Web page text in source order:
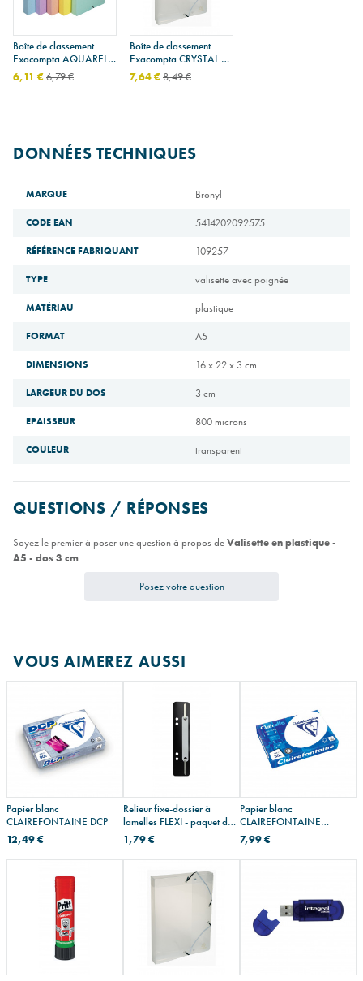
Boîte de classement
Exacompta AQUAREL
en carton - dos 4 cm -
A4
6,11 €6,79 €
Boîte de classement
Exacompta CRYSTAL en
plastique - dos 4 cm -
A4
7,64 €8,49 €
DONNÉES TECHNIQUES
MARQUE Bronyl
CODE EAN 5414202092575
RÉFÉRENCE FABRIQUANT 109257
TYPE valisette avec poignée
MATÉRIAU plastique
FORMAT A5
DIMENSIONS 16 x 22 x 3 cm
LARGEUR DU DOS 3 cm
EPAISSEUR 800 microns
COULEUR transparent
QUESTIONS / RÉPONSES
Soyez le premier à poser une question à propos deValisette en plastique -
A5 - dos 3 cm
Posez votre question
VOUS AIMEREZ AUSSI
Papier blanc
CLAIREFONTAINE DCP
12,49 €
Relieur fixe-dossier à
lamelles FLEXI - paquet de
25
1,79 €
Papier blanc
CLAIREFONTAINE
CLAIRALFA
7,99 €